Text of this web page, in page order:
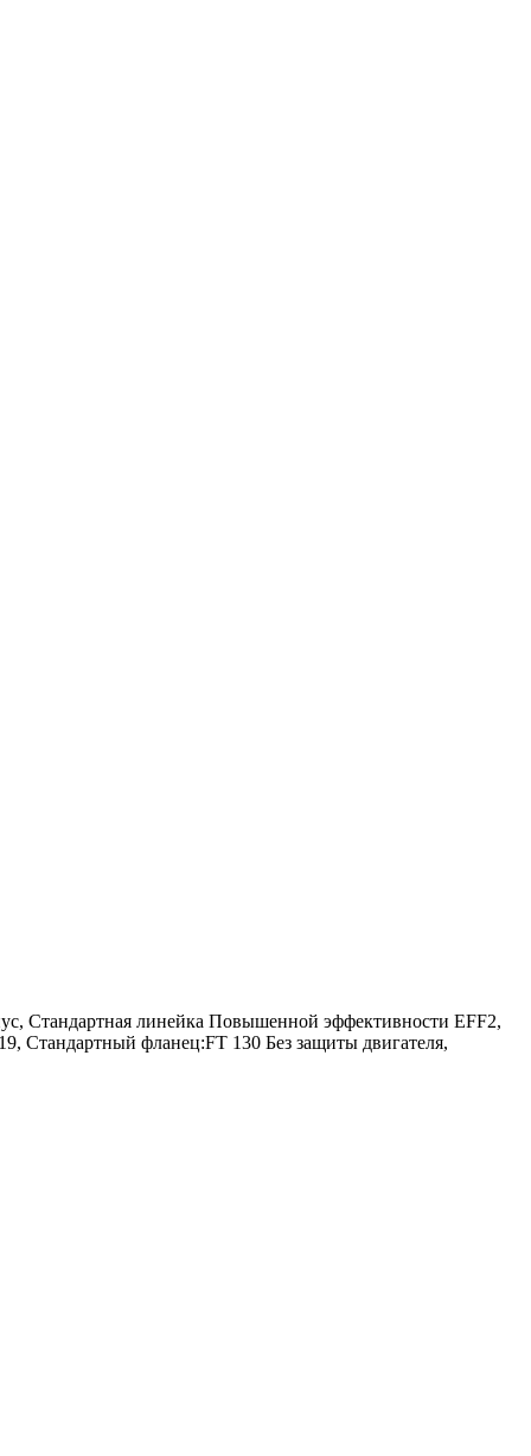
Стандартная линейка Повышенной эффективности EFF2,
фланец:FT 130 Без защиты двигателя,